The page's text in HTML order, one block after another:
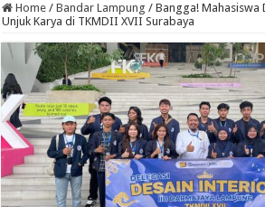
Home / Bandar Lampung / Bangga! Mahasiswa
Unjuk Karya di TKMDII XVII Surabaya